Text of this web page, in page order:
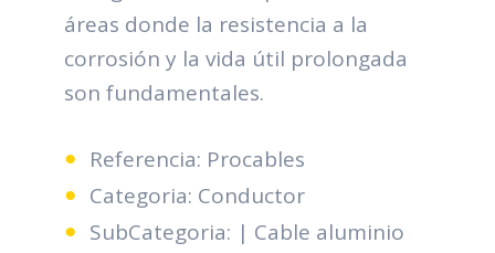
áreas donde la resistencia a la
corrosión y la vida útil prolongada
son fundamentales.
Referencia: Procables
Categoria: Conductor
SubCategoria: | Cable aluminio